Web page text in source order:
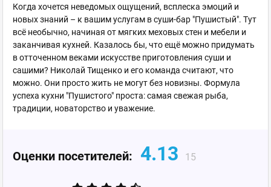
Когда хочется неведомых ощущений, всплеска эмоций и
новых знаний – к вашим услугам в суши-бар "Пушистый". Тут
всё необычно, начиная от мягких меховых стен и мебели и
заканчивая кухней. Казалось бы, что ещё можно придумать
в отточенном веками искусстве приготовления суши и
сашими? Николай Тищенко и его команда считают, что
можно. Они просто жить не могут без новизны. Формула
успеха кухни "Пушистого" проста: самая свежая рыба,
традиции, новаторство и уважение.
Оценки посетителей: 4.13 15